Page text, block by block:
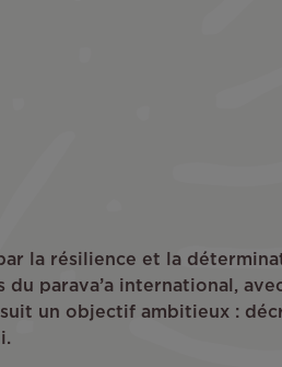
la résilience et la
parava’a international,
un objectif ambitieux :